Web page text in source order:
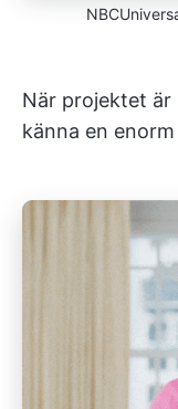
När projektet
känna en